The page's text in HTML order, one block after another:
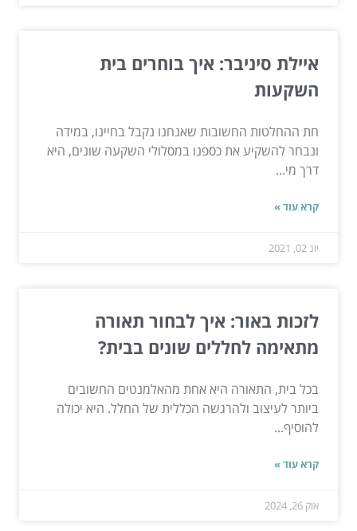
איילת סיניבר: איך בוחרים בית
השקעות
חת ההחלטות החשובות שאנחנו נקבל בחיינו, במידה
ונבחר להשקיע את כספנו במסלולי השקעה שונים, היא
דרך מי...
קרא עוד »
יונ 02, 2021
לזכות באור: איך לבחור תאורה
מתאימה לחללים שונים בבית?
בכל בית, התאורה היא אחת מהאלמנטים החשובים
ביותר לעיצוב ולהרגשה הכללית של החלל. היא יכולה
להוסיף...
קרא עוד »
אוק 26, 2024